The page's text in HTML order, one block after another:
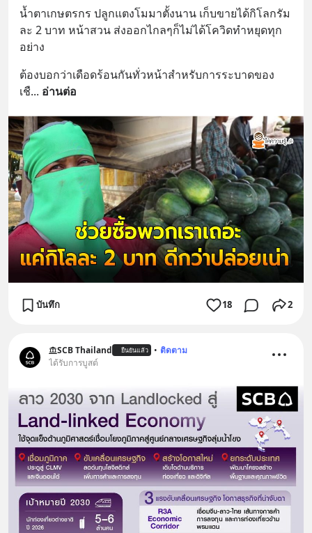
น้ำตาเกษตรกร ปลูกแตงโมมาตั้งนาน เก็บขายได้กิโลกรัม
ละ 2 บาท หน้าสวน ส่งออกไกลๆก็ไม่ได้โควิดทำหยุดทุก
อย่าง
ต้องบอกว่าเดือดร้อนกันทั่วหน้าสำหรับการระบาดของ
เชื... อ่านต่อ
บันทึก 18 2
SCB Thailand ยืนยันแล้ว • ติดตาม
ได้รับการบูสต์